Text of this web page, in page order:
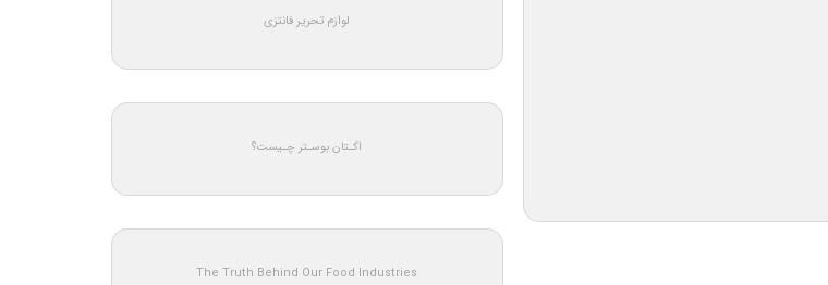
لوازم تحریر فانتزی
اکـتان بوسـتر چـیست؟
The Truth Behind Our Food Industries